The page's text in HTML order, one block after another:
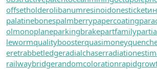
offsetholderolibanumresinoidonesticket
palatinebonespalmberrypapercoating
olmonoplaneparkingbrakepartfamily
lewormqualityboosterquasimoney
eretrabbetledgeradialchaser
railwaybridgerandomcoloration